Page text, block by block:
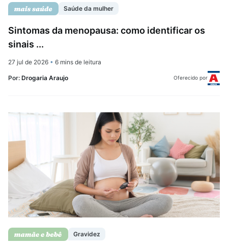
Saúde da mulher
Sintomas da menopausa: como identificar os
sinais ...
27 jul de 2026 • 6 mins de leitura
Por: Drogaria Araujo Oferecido por
Gravidez